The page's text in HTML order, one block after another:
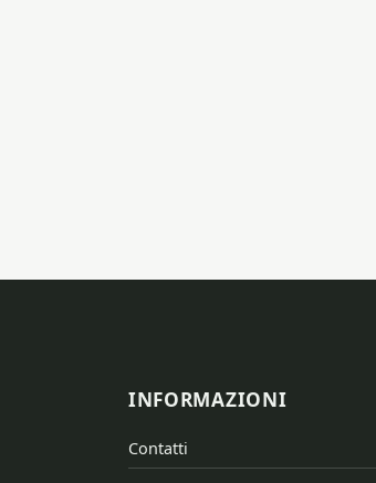
INFORMAZIONI
Contatti